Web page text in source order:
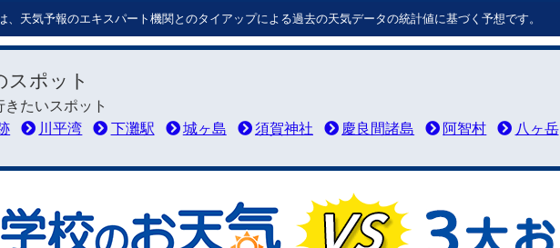
、天気予報のエキスパート機関とのタイアップによる過去の天気データの統計値に基づく予想です。
スポット
きたいスポット
川平湾 下灘駅 城ヶ島 須賀神社 慶良間諸島 阿智村 八ヶ岳